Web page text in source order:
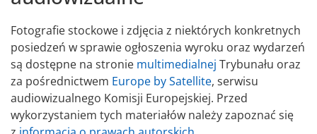
Fotografie stockowe i zdjęcia z niektórych konkretnych
posiedzeń w sprawie ogłoszenia wyroku oraz wydarzeń
są dostępne na stronie multimedialnej Trybunału oraz
za pośrednictwem Europe by Satellite, serwisu
audiowizualnego Komisji Europejskiej. Przed
wykorzystaniem tych materiałów należy zapoznać się